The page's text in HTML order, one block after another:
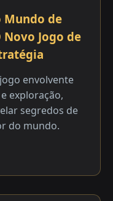
Mundo de
Jogo de
envolvente
exploração,
segredos de
do mundo.